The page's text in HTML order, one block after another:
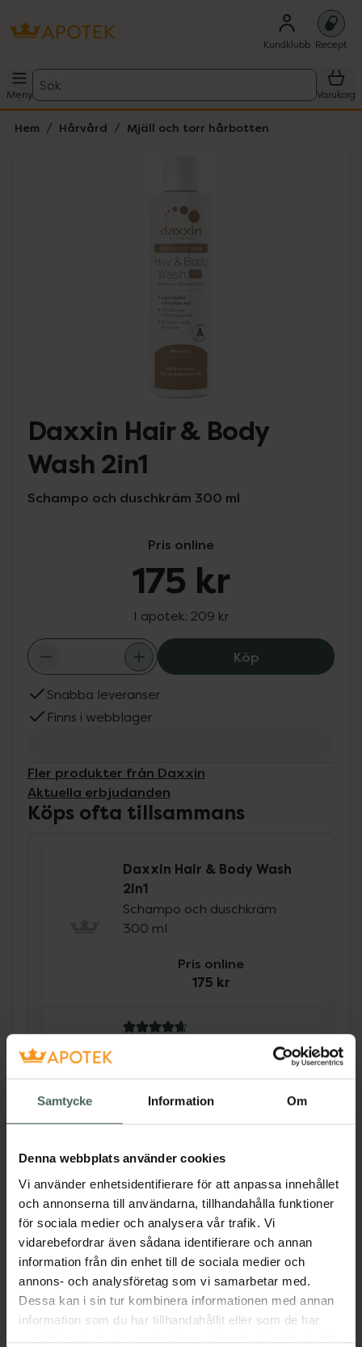
Samtycke Information Om
Denna webbplats använder cookies
Vi använder enhetsidentifierare för att anpassa innehållet
och annonserna till användarna, tillhandahålla funktioner
för sociala medier och analysera vår trafik. Vi
vidarebefordrar även sådana identifierare och annan
information från din enhet till de sociala medier och
annons- och analysföretag som vi samarbetar med.
Dessa kan i sin tur kombinera informationen med annan
information som du har tillhandahållit eller som de har
samlat in när du har använt deras tjänster. Samtycke till
Kundklubb Recept
Meny
Sök
Varukorg
Hem Hårvård Mjäll och torr hårbotten
Daxxin Hair & Body
Wash 2in1
Schampo och duschkräm 300 ml
Pris online
175 kr
I apotek: 209 kr
KöpDaxxin Hair &
Snabba leveranser
Finns i webblager
Fler produkter från Daxxin
Aktuella erbjudanden
Köps ofta tillsammans
Daxxin Hair & Body Wash
2in1
Schampo och duschkräm
300 ml
Pris online
175 kr
4.7 av 5 i omdöme
Balsam med mild parfym
Pris online
Köp båda
Beskrivning Dölj
Daxxin Hair & Body Wash 2-IN-1 är framtagen